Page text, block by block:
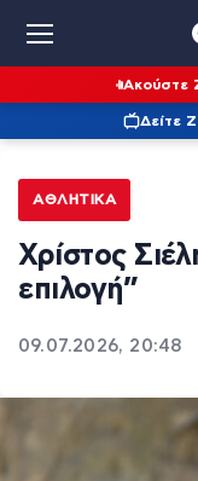
Ακούστε
Δείτε
ΑΘΛΗΤΙΚΆ
Χρίστος
επιλογή”
09.07.2026, 20:48